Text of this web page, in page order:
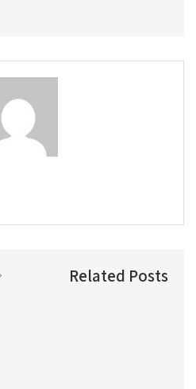
Related Posts